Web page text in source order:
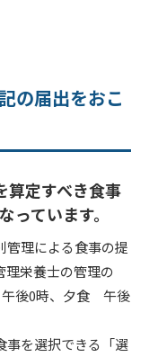
の届出をおこ
定すべき食事
っています。
管理による食事の提
理栄養士の管理の
後0時、夕食 午後
事を選択できる「選